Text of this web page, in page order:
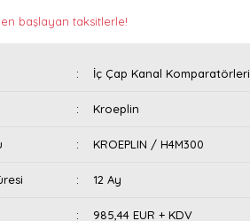
başlayan taksitlerle!
İç Çap Kanal Komparatörleri
Kroeplin
KROEPLIN / H4M300
12 Ay
985,44 EUR + KDV